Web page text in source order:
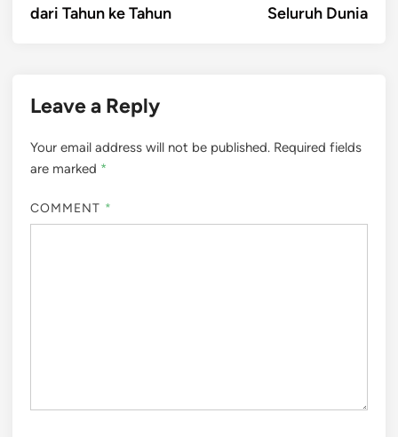
dari Tahun ke Tahun
Seluruh Dunia
Leave a Reply
Your email address will not be published. Required fields
are marked *
COMMENT *